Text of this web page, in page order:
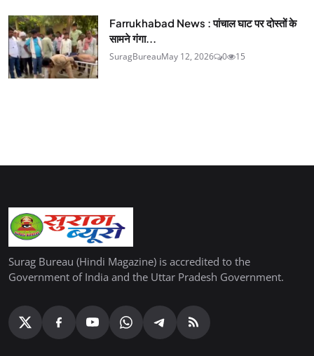
Farrukhabad News : पांचाल घाट पर दोस्तों के
सामने गंगा...
SuragBureauMay 12, 2026 0 15
Surag Bureau (Hindi Magazine) is accredited to the
Government of India and the Uttar Pradesh Government.